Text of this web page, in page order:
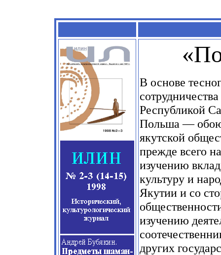
В основе
Республикой
Польша —
якутской
прежде всего
изучению
культуру и
Якутии и со
изучению
других